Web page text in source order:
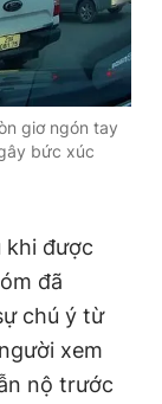
giơ ngón tay
bức xúc
khi được
đã
chú ý từ
xem
nộ trước